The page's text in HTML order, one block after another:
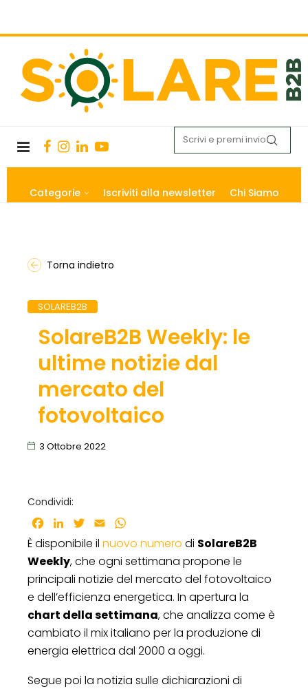
Categorie Iscriviti alla newsletter Chi Siamo
Torna indietro
SOLAREB2B
SolareB2B Weekly: le
ultime notizie dal
mercato del
fotovoltaico
3 Ottobre 2022
Condividi:
Facebook
LinkedInTwitter
Email
È disponibile il nuovo numero di SolareB2B
Weekly, che ogni settimana propone le
principali notizie del mercato del fotovoltaico
e dell’efficienza energetica. In apertura la
chart della settimana, che analizza come è
cambiato il mix italiano per la produzione di
energia elettrica dal 2000 a oggi.
Segue poi la notizia sulle dichiarazioni di